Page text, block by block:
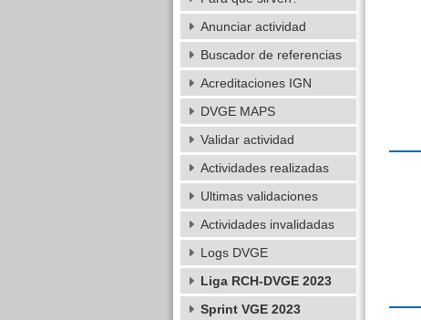
Anunciar actividad
Buscador de referencias
Acreditaciones IGN
DVGE MAPS
Validar actividad
Actividades realizadas
Ultimas validaciones
Actividades invalidadas
Logs DVGE
Liga RCH-DVGE 2023
Sprint VGE 2023